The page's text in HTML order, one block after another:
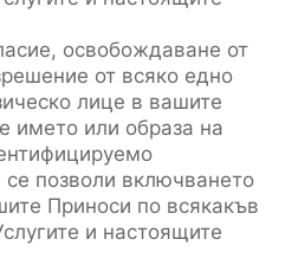
освобождаване от
от всяко едно
лице в вашите
името или образа на
позволи включването
Приноси по всякакъв
и настоящите